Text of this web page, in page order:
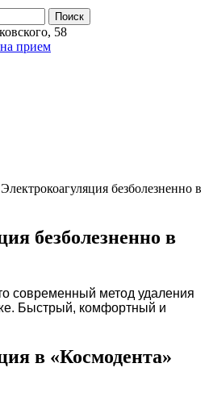
58
прием
Электрокоагуляция безболезненно в
безболезненно в
современный метод удаления
Быстрый, комфортный и
в «Космодента»